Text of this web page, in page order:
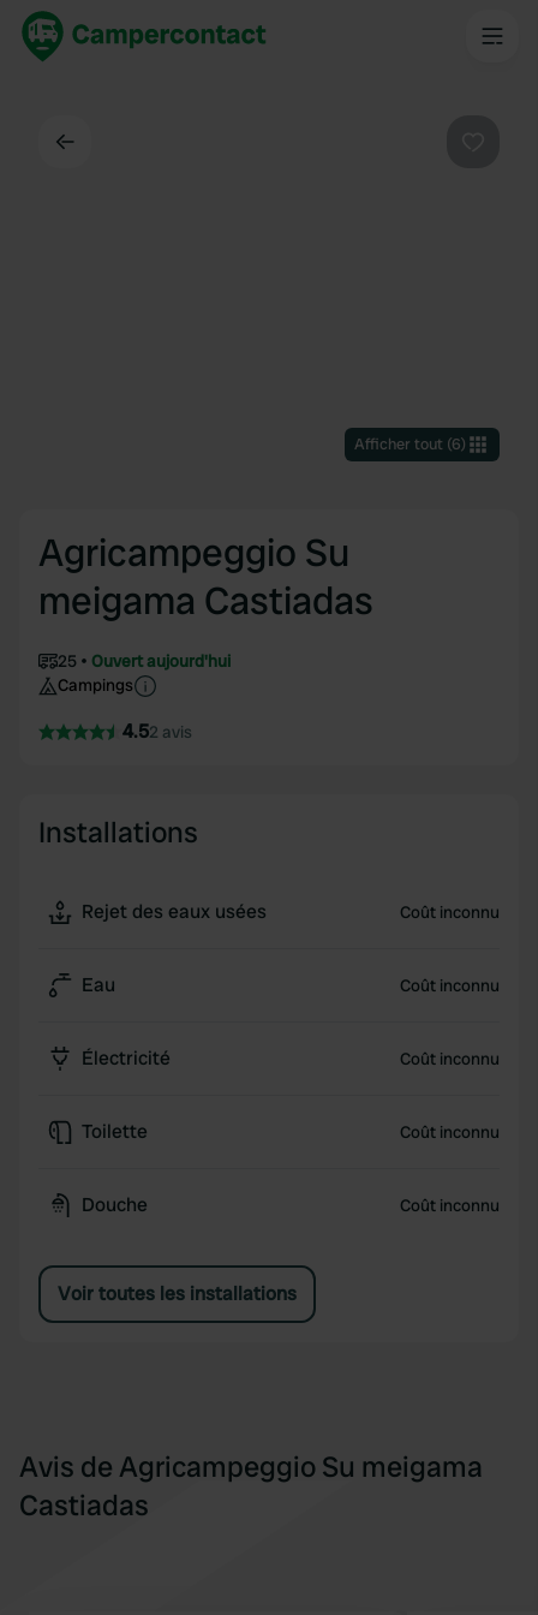
Afficher tout(6)
Agricampeggio Su
meigama Castiadas
25
Ouvert aujourd'hui
Campings
4.52 avis
Installations
Rejet des eaux usées Coût inconnu
Eau Coût inconnu
Électricité Coût inconnu
Toilette Coût inconnu
Douche Coût inconnu
Voir toutes les installations
Avis de Agricampeggio Su meigama
Castiadas